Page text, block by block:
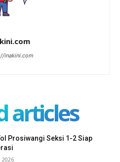
inakini.com
articles
Prosiwangi Seksi 1-2 Siap
2026